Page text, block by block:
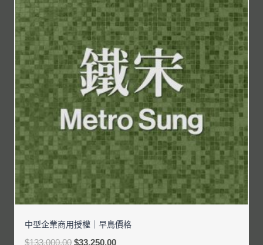
中型企業商用授權｜早鳥價格
$133,000.00 $33,250.00